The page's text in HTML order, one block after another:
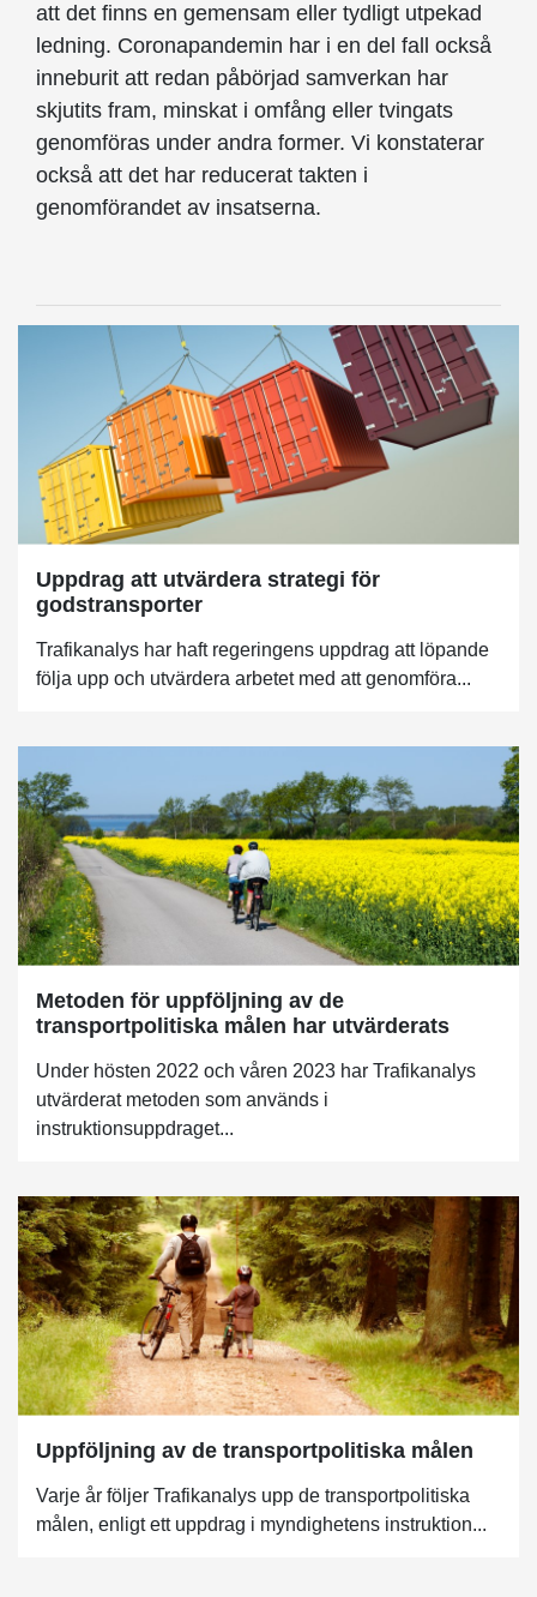
att det finns en gemensam eller tydligt utpekad
ledning. Coronapandemin har i en del fall också
inneburit att redan påbörjad samverkan har
skjutits fram, minskat i omfång eller tvingats
genomföras under andra former. Vi konstaterar
också att det har reducerat takten i
genomförandet av insatserna.
Uppdrag att utvärdera strategi för
godstransporter
Trafikanalys har haft regeringens uppdrag att löpande
följa upp och utvärdera arbetet med att genomföra...
Metoden för uppföljning av de
transportpolitiska målen har utvärderats
Under hösten 2022 och våren 2023 har Trafikanalys
utvärderat metoden som används i
instruktionsuppdraget...
Uppföljning av de transportpolitiska målen
Varje år följer Trafikanalys upp de transportpolitiska
målen, enligt ett uppdrag i myndighetens instruktion...